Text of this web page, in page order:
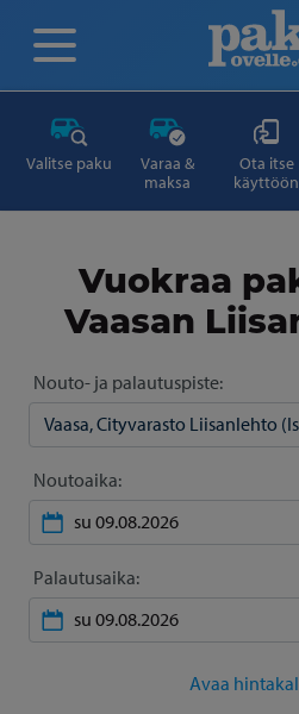
Valitse paku
Varaa &
maksa
Ota itse
käyttöön
Vuokraa
Vaasan
Nouto- ja palautuspiste:
Noutoaika:
Palautusaika:
Avaa